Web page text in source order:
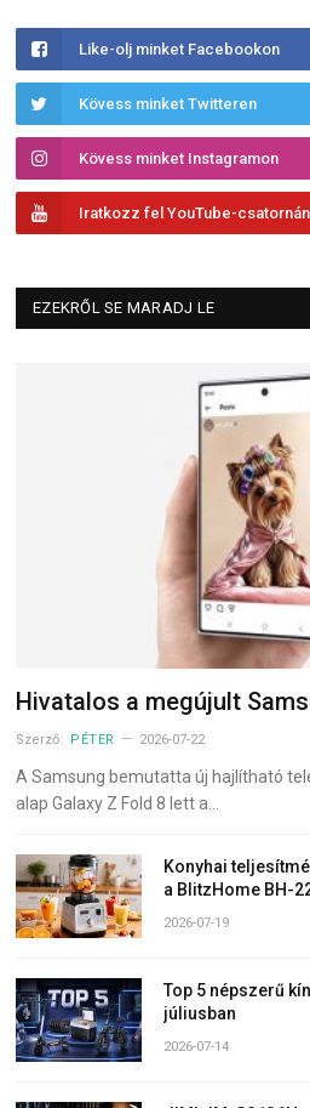
Like-olj minket Facebookon
Kövess minket Twitteren
Kövess minket Instagramon
Iratkozz fel YouTube-
EZEKRŐL SE MARADJ LE
Hivatalos a megújult
Szerző: PÉTER 2026-07-22
A Samsung bemutatta új hajlítható
alap Galaxy Z Fold 8 lett a…
Konyhai
a BlitzHome BH-
2026-07-19
Top 5 népszerű
júliusban
2026-07-14